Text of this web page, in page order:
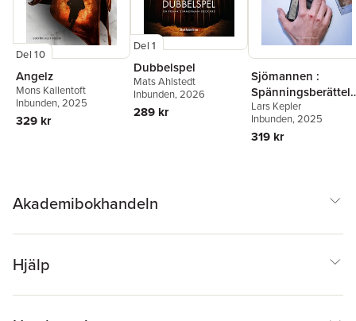
Del 10
Angelz
Mons Kallentoft
Inbunden, 2025
329 kr
Del 1
Dubbelspel
Mats Ahlstedt
Inbunden, 2026
289 kr
Sjömannen :
rLars Kepler
Inbunden, 2025
319 kr
Akademibokhandeln
Hjälp